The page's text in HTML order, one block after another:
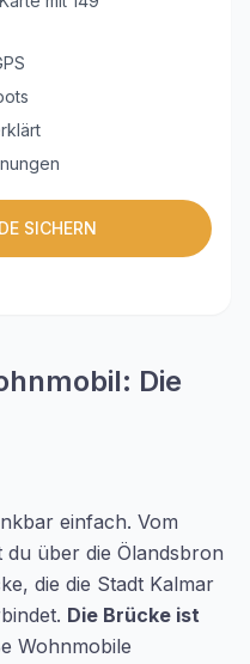
SICHERN
Die
einfach. Vom
über die Ölandsbron
die die Stadt Kalmar
Die Brücke ist
Wohnmobile